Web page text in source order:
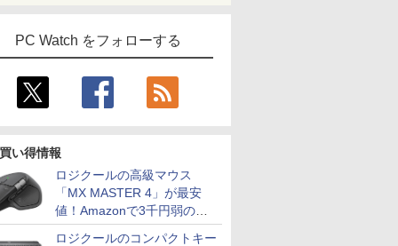
PC Watch をフォローする
い得情報
ロジクールの高級マウス
「MX MASTER 4」が最安
値！Amazonで3千円弱の割
引
ロジクールのコンパクトキー